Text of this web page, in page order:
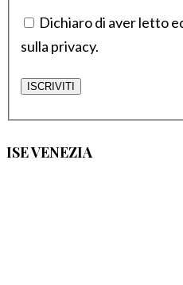
Dichiaro di aver letto
sulla privacy.
ISE VENEZIA